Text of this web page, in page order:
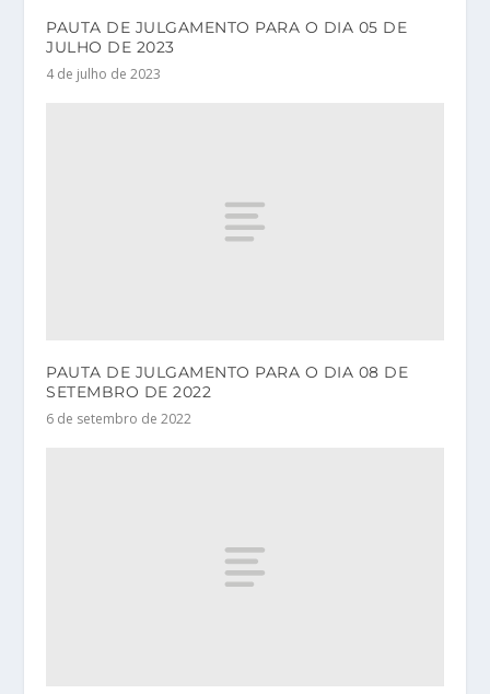
PAUTA DE JULGAMENTO PARA O DIA 05 DE
JULHO DE 2023
4 de julho de 2023
PAUTA DE JULGAMENTO PARA O DIA 08 DE
SETEMBRO DE 2022
6 de setembro de 2022